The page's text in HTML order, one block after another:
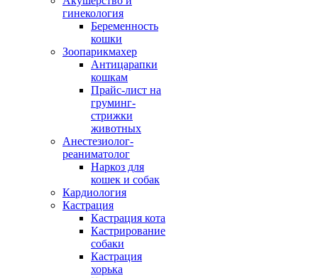
гинекология
Беременность
кошки
Зоопарикмахер
Антицарапки
кошкам
Прайс-лист на
груминг-
стрижки
животных
Анестезиолог-
реаниматолог
Наркоз для
кошек и собак
Кардиология
Кастрация
Кастрация кота
Кастрирование
собаки
Кастрация
хорька